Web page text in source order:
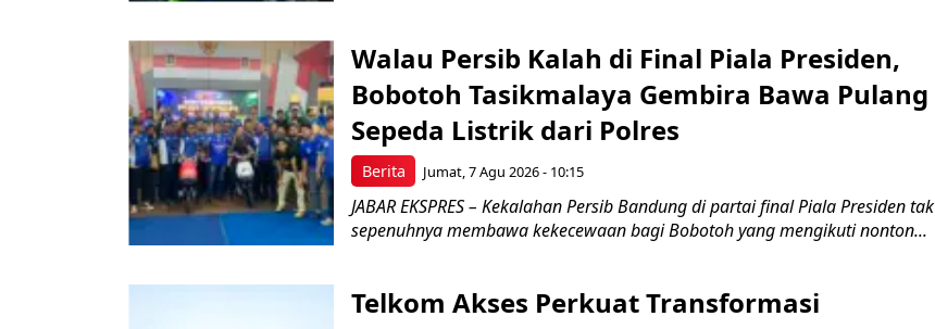
Berita
Walau Persib Kalah di Final Piala Presiden,
Bobotoh Tasikmalaya Gembira Bawa Pulang
Sepeda Listrik dari Polres
Jumat, 7 Agu 2026 - 10:15
JABAR EKSPRES – Kekalahan Persib Bandung di partai final Piala Presiden tak
sepenuhnya membawa kekecewaan bagi Bobotoh yang mengikuti nonton...
Telkom Akses Perkuat Transformasi